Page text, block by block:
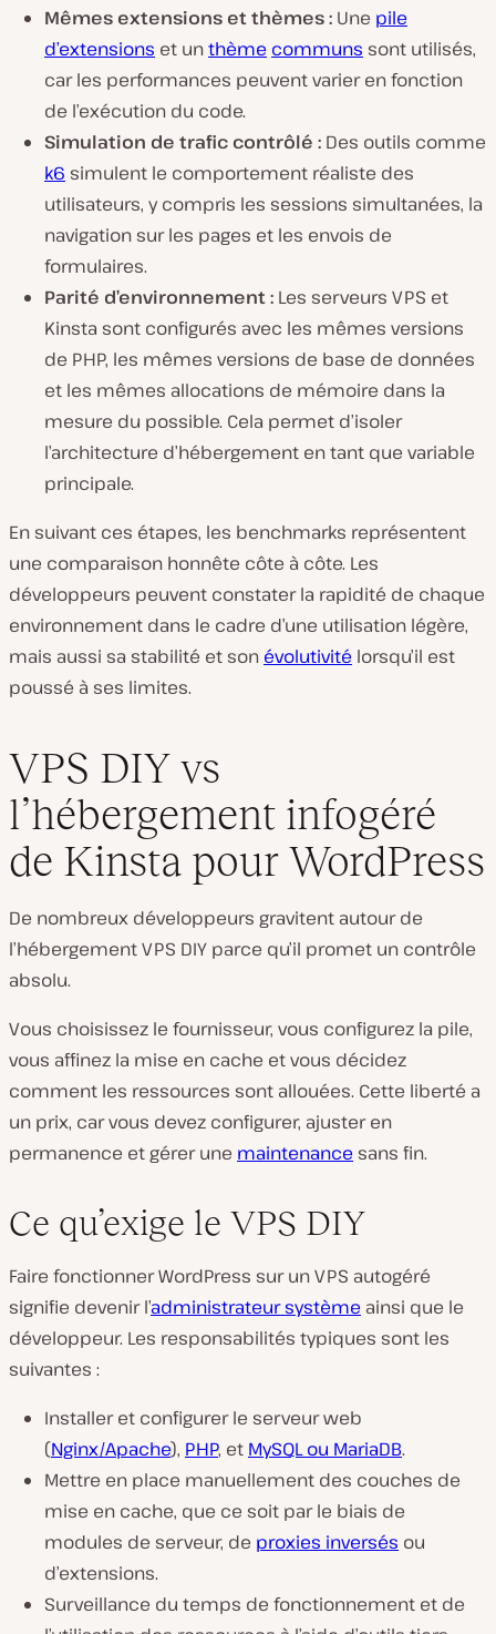
Mêmes extensions et thèmes : Une pile
d’extensions et unthème communs sont utilisés,
car les performances peuvent varier en fonction
de l’exécution du code.
Simulation de trafic contrôlé : Des outils comme
k6 simulent le comportement réaliste des
utilisateurs, y compris les sessions simultanées, la
navigation sur les pages et les envois de
formulaires.
Parité d’environnement : Les serveurs VPS et
Kinsta sont configurés avec les mêmes versions
de PHP, les mêmes versions de base de données
et les mêmes allocations de mémoire dans la
mesure du possible. Cela permet d’isoler
l’architecture d’hébergement en tant que variable
principale.
En suivant ces étapes, les benchmarks représentent
une comparaison honnête côte à côte. Les
développeurs peuvent constater la rapidité de chaque
environnement dans le cadre d’une utilisation légère,
mais aussi sa stabilité et son évolutivité lorsqu’il est
poussé à ses limites.
VPS DIY vs
l’hébergement infogéré
de Kinsta pour WordPress
De nombreux développeurs gravitent autour de
l’hébergement VPS DIY parce qu’il promet un contrôle
absolu.
Vous choisissez le fournisseur, vous configurez la pile,
vous affinez la mise en cache et vous décidez
comment les ressources sont allouées. Cette liberté a
un prix, car vous devez configurer, ajuster en
permanence et gérer une maintenance sans fin.
Ce qu’exige le VPS DIY
Faire fonctionner WordPress sur un VPS autogéré
signifie devenir l’administrateur système ainsi que le
développeur. Les responsabilités typiques sont les
suivantes :
Installer et configurer le serveur web
(Nginx/Apache), PHP, et MySQL ou MariaDB.
Mettre en place manuellement des couches de
mise en cache, que ce soit par le biais de
modules de serveur, de proxies inversés ou
d’extensions.
Surveillance du temps de fonctionnement et de